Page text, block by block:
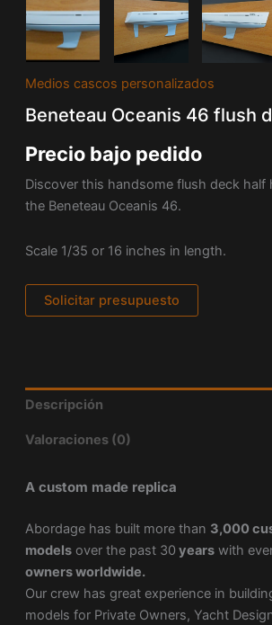
Medios cascos personalizados
Beneteau Oceanis 46 flush
Precio bajo pedido
Discover this handsome flush deck half
the Beneteau Oceanis 46.
Scale 1/35 or 16 inches in length.
Solicitar presupuesto
Descripción
Valoraciones (0)
A custom made replica
Abordage has built more than 3,000
modelsover the past 30 yearswith
owners worldwide.
Our crew has great experience in
models for Private Owners, Yacht